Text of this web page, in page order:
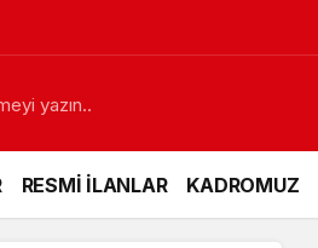
RESMİ İLANLAR KADROMUZ